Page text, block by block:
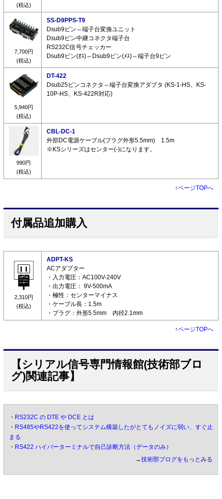
(税込)
7,700円
(税込)
SS-D9PPS-T9
Dsub9ピン⇔端子台変換ユニット
Dsub9ピン中継コネクタ端子台
RS232C信号チェッカー
Dsub9ピン(ｵｽ)⇔Dsub9ピン(ﾒｽ)⇔端子台9ピン
5,940円
(税込)
DT-422
Dsub25ピンコネクタ⇔端子台変換アダプタ (KS-1-HS、KS-
10P-HS、KS-422R対応)
990円
(税込)
CBL-DC-1
外部DC電源ケーブル(プラグ外形5.5mm) 1.5m
※KSシリーズはセンター(-)になります。
↑ページTOPへ
付属品追加購入
2,310円
(税込)
ADPT-KS
ACアダプター
・入力電圧：AC100V-240V
・出力電圧： 9V-500mA
・極性：センターマイナス
・ケーブル長：1.5m
・プラグ：外形5.5mm 内径2.1mm
↑ページTOPへ
【シリアル信号専門情報館(技術部ブロ
グ)関連記事】
・ RS232C の DTE や DCE とは
・ RS485やRS422を使ってシステム構築したがとてもノイズに弱い、すぐ止
まる
・ RS422 ハイパーターミナルで自己診断方法（データのみ）
→技術部ブログをもっとみる